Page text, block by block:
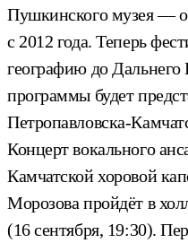
Пушкинского музея —
с 2012 года. Теперь
географию до Дальнего
программы будет
Петропавловска-
Концерт вокального
Камчатской хоровой
Морозова пройдёт в
(16 сентября, 19:30).